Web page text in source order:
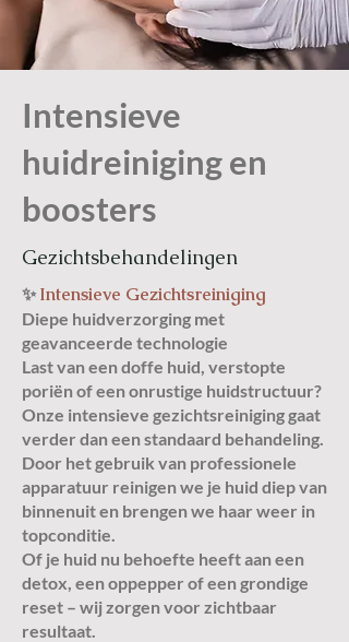
Intensieve
huidreiniging en
boosters
Gezichtsbehandelingen
✨Intensieve Gezichtsreiniging
Diepe huidverzorging met
geavanceerde technologie
Last van een doffe huid, verstopte
poriën of een onrustige huidstructuur?
Onze intensieve gezichtsreiniging gaat
verder dan een standaard behandeling.
Door het gebruik van professionele
apparatuur reinigen we je huid diep van
binnenuit en brengen we haar weer in
topconditie.
Of je huid nu behoefte heeft aan een
detox, een oppepper of een grondige
reset – wij zorgen voor zichtbaar
resultaat.